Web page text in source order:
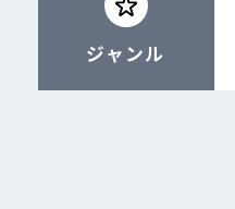
ジャンル